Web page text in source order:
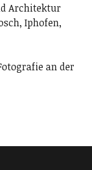
Architektur
Iphofen,
an der